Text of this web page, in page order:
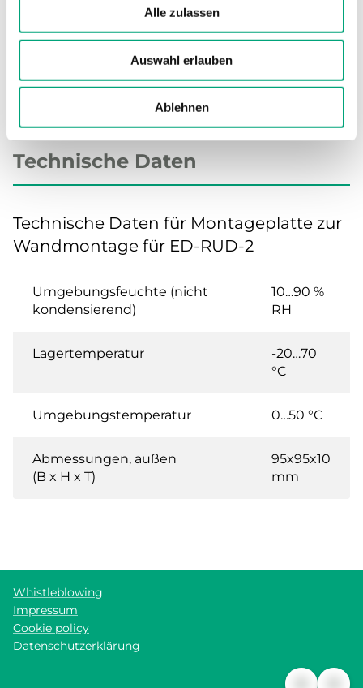
Alle zulassen
Auswahl erlauben
Ablehnen
Farbe, Abdeckung RAL9003
Technische Daten
Technische Daten für Montageplatte zur
Wandmontage für ED-RUD-2
Umgebungsfeuchte (nicht
kondensierend)
10…90 %
RH
Lagertemperatur
-20…70
°C
Umgebungstemperatur 0…50 °C
Abmessungen, außen
(B x H x T)
95x95x10
mm
Whistleblowing
Impressum
Cookie policy
Datenschutzerklärung